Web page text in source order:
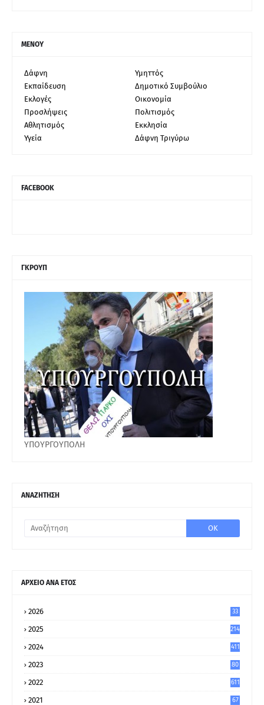
ΜΕΝΟΥ
Δάφνη
Υμηττός
Εκπαίδευση
Δημοτικό Συμβούλιο
Εκλογές
Οικονομία
Προσλήψεις
Πολιτισμός
Αθλητισμός
Εκκλησία
Υγεία
Δάφνη Τριγύρω
FACEBOOK
ΓΚΡΟΥΠ
ΥΠΟΥΡΓΟΥΠΟΛΗ
ΑΝΑΖΗΤΗΣΗ
ΑΡΧΕΙΟ ΑΝΑ ΕΤΟΣ
2026 33
2025 214
2024 411
2023
80
2022 611
2021
67